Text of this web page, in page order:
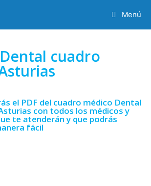
Menú
cuadro
el PDF del cuadro médico Dental
con todos los médicos y
te atenderán y que podrás
fácil